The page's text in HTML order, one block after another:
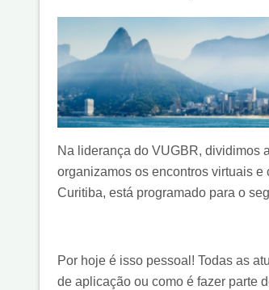
Na liderança do VUGBR, dividimos
organizamos os encontros virtuais
Curitiba, está programado para o
Por hoje é isso pessoal! Todas as
de aplicação ou como é fazer parte